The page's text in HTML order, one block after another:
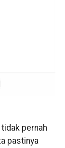
pernah
pastinya